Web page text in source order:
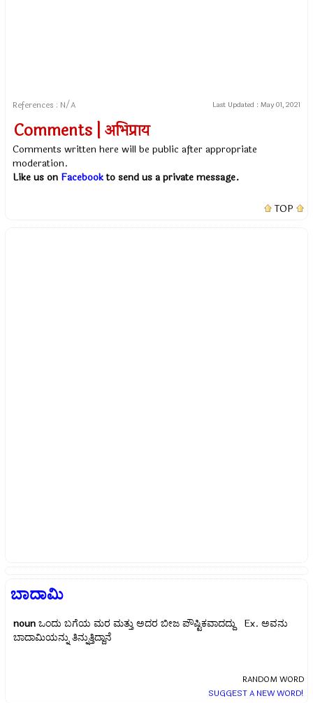
References : N/A Last Updated : May 01, 2021
Comments | अभिप्राय
Comments written here will be public after appropriate
moderation.
Like us on Facebookto send us a private message.
TOP
ಬಾದಾಮಿ
noun ಒಂದು ಬಗೆಯ ಮರ ಮತ್ತು ಅದರ ಬೀಜ ಪೌಷ್ಟಿಕವಾದದ್ದು Ex.ಅವನು
ಬಾದಾಮಿಯನ್ನು ತಿನ್ನುತ್ತಿದ್ದಾನೆ
RANDOM WORD
SUGGEST A NEW WORD!